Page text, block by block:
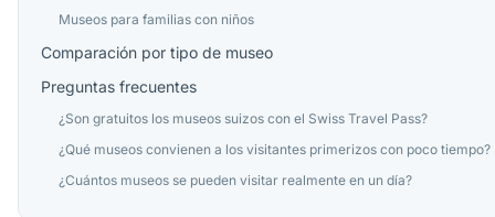
Museos para familias con niños
Comparación por tipo de museo
Preguntas frecuentes
¿Son gratuitos los museos suizos con el Swiss Travel Pass?
¿Qué museos convienen a los visitantes primerizos con poco tiempo?
¿Cuántos museos se pueden visitar realmente en un día?